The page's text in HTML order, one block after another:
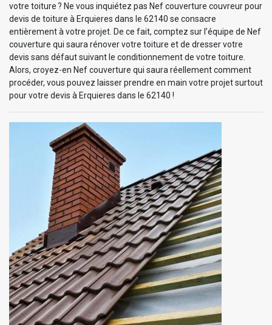
votre toiture ? Ne vous inquiétez pas Nef couverture couvreur pour
devis de toiture à Erquieres dans le 62140 se consacre
entièrement à votre projet. De ce fait, comptez sur l’équipe de Nef
couverture qui saura rénover votre toiture et de dresser votre
devis sans défaut suivant le conditionnement de votre toiture.
Alors, croyez-en Nef couverture qui saura réellement comment
procéder, vous pouvez laisser prendre en main votre projet surtout
pour votre devis à Erquieres dans le 62140 !